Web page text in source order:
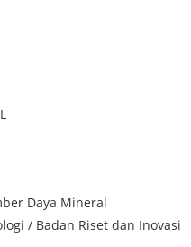
Daya Mineral
/ Badan Riset dan Inovasi